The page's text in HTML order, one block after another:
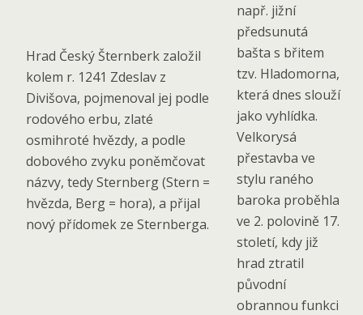
Hrad Český Šternberk založil
kolem r. 1241 Zdeslav z
Divišova, pojmenoval jej podle
rodového erbu, zlaté
osmihroté hvězdy, a podle
dobového zvyku poněmčovat
názvy, tedy Sternberg (Stern =
hvězda, Berg = hora), a přijal
nový přídomek ze Sternberga.
např. jižní
předsunutá
bašta s břitem
tzv. Hladomorna,
která dnes slouží
jako vyhlídka.
Velkorysá
přestavba ve
stylu raného
baroka proběhla
ve 2. polovině 17.
století, kdy již
hrad ztratil
původní
obrannou funkci